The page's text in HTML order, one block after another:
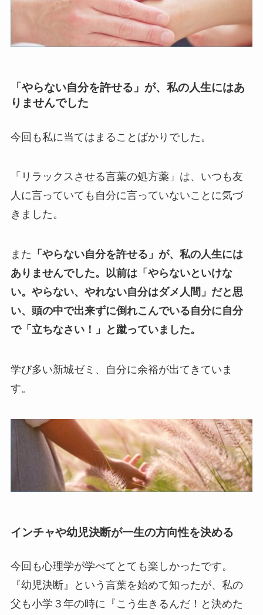
「やらない自分を許せる」が、私の人生にはあ
りませんでした
今回も私に当てはまることばかりでした。
「リラックスさせる言葉の処方薬」は、いつも友
人に言っていても自分に言っていないことに気づ
きました。
また 「やらない自分を許せる」が、私の人生には
ありませんでした。以前は「やらないといけな
い。やらない、やれない自分はダメ人間」だと思
い、頭の中で出来ずに倒れこんでいる自分に自分
で「立ちなさい！」と蹴っていました。
学び多い新城ゼミ、自分に余裕が出てきていま
す。
インチャや幼児決断が一生の方向性を決める
今回も心理学が学べてとても楽しかったです。
『幼児決断』という言葉を始めて知ったが、私の
父も小学３年の時に『こう生きるんだ！と決めた